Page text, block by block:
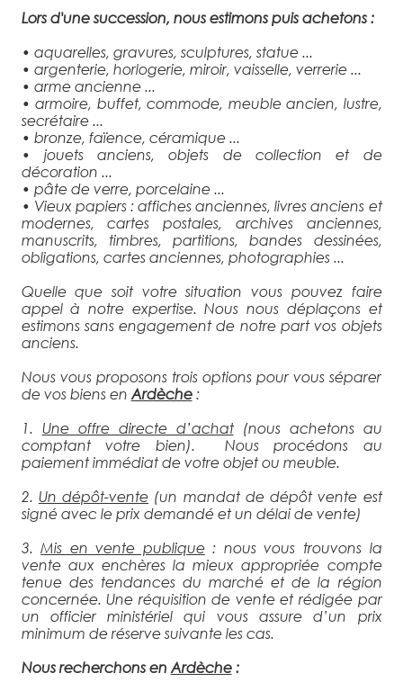
Lors d'une succession, nous estimons puis achetons :
• aquarelles, gravures, sculptures, statue ...
• argenterie, horlogerie, miroir, vaisselle, verrerie ...
• arme ancienne ...
• armoire, buffet, commode, meuble ancien, lustre,
secrétaire ...
• bronze, faïence, céramique ...
• jouets anciens, objets de collection et de
décoration ...
• pâte de verre, porcelaine ...
• Vieux papiers : affiches anciennes, livres anciens et
modernes, cartes postales, archives anciennes,
manuscrits, timbres, partitions, bandes dessinées,
obligations, cartes anciennes, photographies ...
Quelle que soit votre situation vous pouvez faire
appel à notre expertise. Nous nous déplaçons et
estimons sans engagement de notre part vos objets
anciens.
Nous vous proposons trois options pour vous séparer
de vos biens en Ardèche:
1. Une offre directe d’achat(nous achetons au
comptant votre bien). Nous procédons au
paiement immédiat de votre objet ou meuble.
2. Un dépôt-vente (un mandat de dépôt vente est
signé avec le prix demandé et un délai de vente)
3.Mis en vente publique: nous vous trouvons la
vente aux enchères la mieux appropriée compte
tenue des tendances du marché et de la région
concernée. Une réquisition de vente et rédigée par
un officier ministériel qui vous assure d’un prix
minimum de réserve suivante les cas.
Nous recherchons en Ardèche: